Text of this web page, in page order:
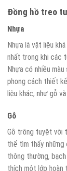
Đồng hồ treo
Nhựa
Nhựa là vật liệu
nhất trong khi các
Nhựa có nhiều
phong cách thiết
liệu khác, như gỗ và
Gỗ
Gỗ trông tuyệt vời
thể tìm thấy
thông thường,
thích một lớp hoàn